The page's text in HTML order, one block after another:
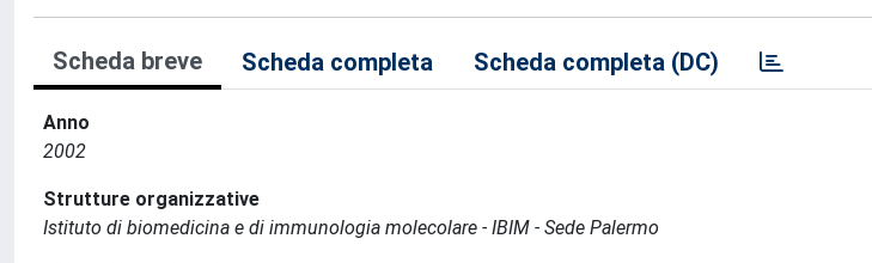
Scheda breve Scheda completa Scheda completa (DC)
Anno
2002
Strutture organizzative
Istituto di biomedicina e di immunologia molecolare - IBIM - Sede Palermo